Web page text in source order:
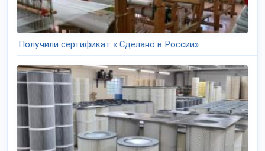
Получили сертификат « Сделано в России»